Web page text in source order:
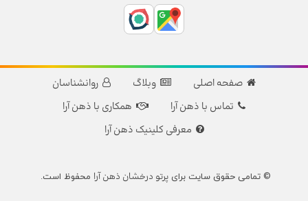
صفحه اصلی وبلاگ
روانشناسان
تماس با ذهن آرا
همکاری با ذهن آرا
معرفی کلینیک ذهن آرا
© تمامی حقوق سایت برایپرتو درخشان ذهن آرا محفوظ است.